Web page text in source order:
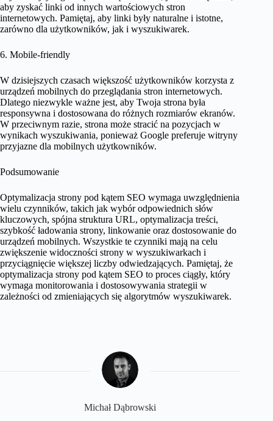
aby zyskać linki od innych wartościowych stron
internetowych. Pamiętaj, aby linki były naturalne i istotne,
zarówno dla użytkowników, jak i wyszukiwarek.
6. Mobile-friendly
W dzisiejszych czasach większość użytkowników korzysta z
urządzeń mobilnych do przeglądania stron internetowych.
Dlatego niezwykle ważne jest, aby Twoja strona była
responsywna i dostosowana do różnych rozmiarów ekranów.
W przeciwnym razie, strona może stracić na pozycjach w
wynikach wyszukiwania, ponieważ Google preferuje witryny
przyjazne dla mobilnych użytkowników.
Podsumowanie
Optymalizacja strony pod kątem SEO wymaga uwzględnienia
wielu czynników, takich jak wybór odpowiednich słów
kluczowych, spójna struktura URL, optymalizacja treści,
szybkość ładowania strony, linkowanie oraz dostosowanie do
urządzeń mobilnych. Wszystkie te czynniki mają na celu
zwiększenie widoczności strony w wyszukiwarkach i
przyciągnięcie większej liczby odwiedzających. Pamiętaj, że
optymalizacja strony pod kątem SEO to proces ciągły, który
wymaga monitorowania i dostosowywania strategii w
zależności od zmieniających się algorytmów wyszukiwarek.
Michał Dąbrowski